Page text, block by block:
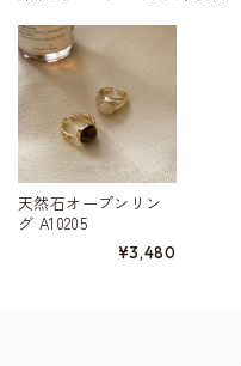
天然石オープンリン
グ A10205
¥3,480